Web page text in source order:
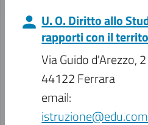
U. O. Diritto allo
rapporti con il
Via Guido d'Arezzo, 2
44122 Ferrara
email: